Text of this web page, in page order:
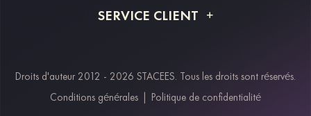
Retour et remboursement
SERVICE CLIENT
Modes de paiement
Klarna
Droits d'auteur 2012 - 2026 STACEES. Tous les droits sont réservés.
Conditions générales
Politique de confidentialité